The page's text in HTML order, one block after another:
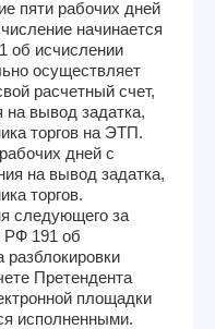
пяти рабочих дней
начинается
об исчислении
осуществляет
расчетный счет,
на вывод задатка,
торгов на ЭТП.
дней с
на вывод задатка,
торгов.
следующего за
РФ 191 об
Претендента
площадки
исполненными.